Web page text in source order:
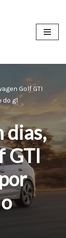
Golf GTI
g1
dias,
GTI